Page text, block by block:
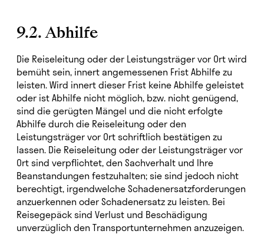
9.2. Abhilfe
Die Reiseleitung oder der Leistungsträger vor Ort wird
bemüht sein, innert angemessenen Frist Abhilfe zu
leisten. Wird innert dieser Frist keine Abhilfe geleistet
oder ist Abhilfe nicht möglich, bzw. nicht genügend,
sind die gerügten Mängel und die nicht erfolgte
Abhilfe durch die Reiseleitung oder den
Leistungsträger vor Ort schriftlich bestätigen zu
lassen. Die Reiseleitung oder der Leistungsträger vor
Ort sind verpflichtet, den Sachverhalt und Ihre
Beanstandungen festzuhalten; sie sind jedoch nicht
berechtigt, irgendwelche Schadenersatzforderungen
anzuerkennen oder Schadenersatz zu leisten. Bei
Reisegepäck sind Verlust und Beschädigung
unverzüglich den Transportunternehmen anzuzeigen.